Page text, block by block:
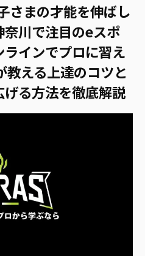
さまの才能を伸ばし
川で注目のeスポ
インでプロに習え
教える上達のコツと
る方法を徹底解説